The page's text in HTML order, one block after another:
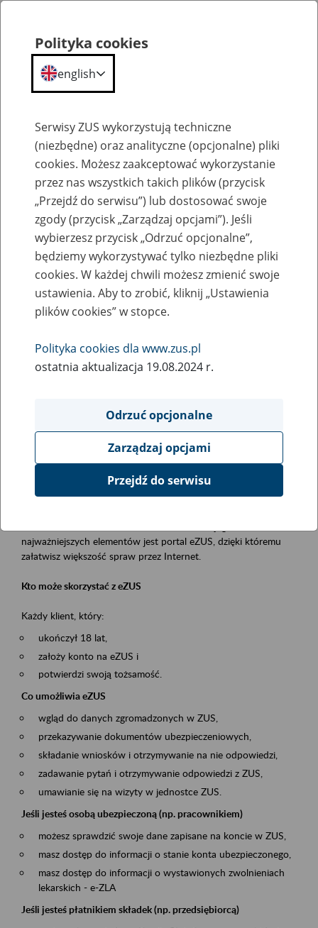
Szkolenia
Zaproś ZUS do siebie - zakładanie profili
eZUS w siedzibie Twojej firmy
Rodzaj wydarzenia
Szkolenia
obsługa klientów
Event description
Platforma Usług Elektronicznych ZUS eZUS
najważniejszych elementów jest portal eZUS, dzięki któremu
załatwisz większość spraw przez Internet.
Kto może skorzystać z eZUS
Każdy klient, który:
ukończył 18 lat,
założy konto na eZUS i
potwierdzi swoją tożsamość.
Co umożliwia eZUS
wgląd do danych zgromadzonych w ZUS,
przekazywanie dokumentów ubezpieczeniowych,
składanie wniosków i otrzymywanie na nie odpowiedzi,
zadawanie pytań i otrzymywanie odpowiedzi z ZUS,
umawianie się na wizyty w jednostce ZUS.
Jeśli jesteś osobą ubezpieczoną (np. pracownikiem)
możesz sprawdzić swoje dane zapisane na koncie w ZUS,
masz dostęp do informacji o stanie konta ubezpieczonego,
masz dostęp do informacji o wystawionych zwolnieniach
lekarskich - e-ZLA
Jeśli jesteś płatnikiem składek (np. przedsiębiorcą)
Polityka cookies
english
Serwisy ZUS wykorzystują techniczne
(niezbędne) oraz analityczne (opcjonalne) pliki
cookies. Możesz zaakceptować wykorzystanie
przez nas wszystkich takich plików (przycisk
„Przejdź do serwisu”) lub dostosować swoje
zgody (przycisk „Zarządzaj opcjami”). Jeśli
wybierzesz przycisk „Odrzuć opcjonalne”,
będziemy wykorzystywać tylko niezbędne pliki
cookies. W każdej chwili możesz zmienić swoje
ustawienia. Aby to zrobić, kliknij „Ustawienia
plików cookies” w stopce.
Polityka cookies dla www.zus.pl
ostatnia aktualizacja 19.08.2024 r.
Odrzuć opcjonalne
Zarządzaj opcjami
Przejdź do serwisu